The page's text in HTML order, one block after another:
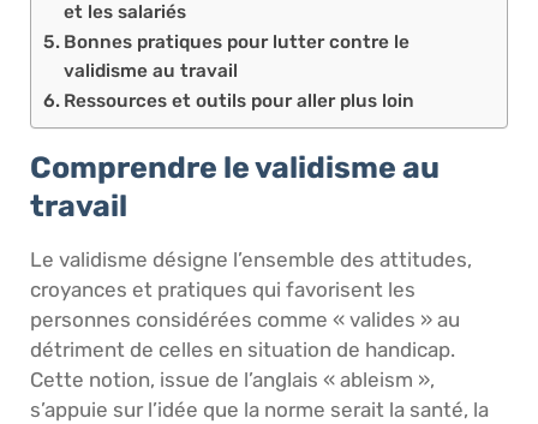
et les salariés
Bonnes pratiques pour lutter contre le
validisme au travail
Ressources et outils pour aller plus loin
Comprendre le validisme au
travail
Le validisme désigne l’ensemble des attitudes,
croyances et pratiques qui favorisent les
personnes considérées comme « valides » au
détriment de celles en situation de handicap.
Cette notion, issue de l’anglais « ableism »,
s’appuie sur l’idée que la norme serait la santé, la